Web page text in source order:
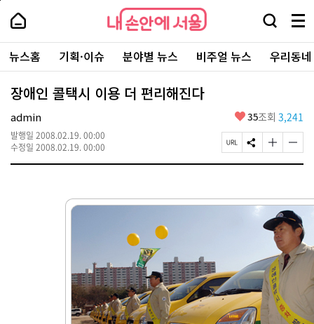
본
로
가
내
손
안
에
서
울
-
서
울
시
대
표
소
내
손
에
울
검
창
열
기
메
뉴
전
체
보
주
요
서
뉴스홈 기획·이슈 분야별 뉴스 비주얼 뉴스 우리동
장애인 콜택시 이용 더 편리해진다
admin
발행일 2008.02.19. 00:00
수정일 2008.02.19. 00:00
좋
요
35조회 3,241
페
이
R
L
S
N
유
하
글
자
크
게
변
경
하
기
글
자
작
게
변
경
하
기
페
상
단
로